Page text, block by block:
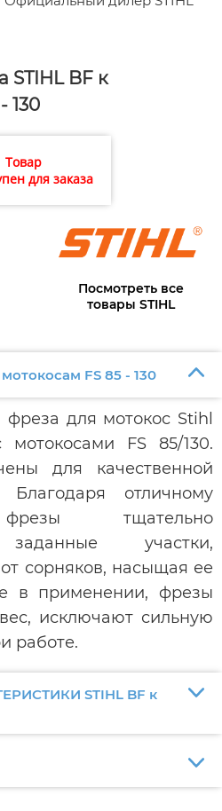
STIHL BF к
130
Товар
для заказа
Посмотреть все
товары STIHL
FS 85 - 130
фреза для мотокос Stihl
мотокосами FS 85/130.
для качественной
отличному
тщательно
участки,
сорняков, насыщая ее
в применении, фрезы
исключают сильную
работе.
STIHL BF к